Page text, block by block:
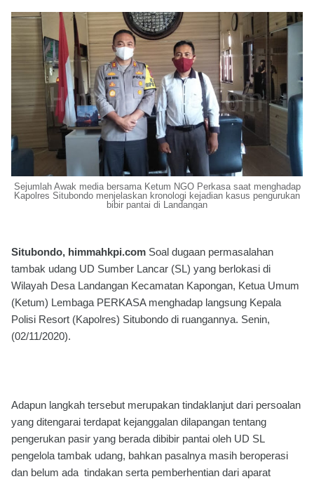
Sejumlah Awak media bersama Ketum NGO Perkasa saat menghadap
Kapolres Situbondo menjelaskan kronologi kejadian kasus pengurukan
bibir pantai di Landangan
Situbondo, himmahkpi.com Soal dugaan permasalahan
tambak udang UD Sumber Lancar (SL) yang berlokasi di
Wilayah Desa Landangan Kecamatan Kapongan, Ketua Umum
(Ketum) Lembaga PERKASA menghadap langsung Kepala
Polisi Resort (Kapolres) Situbondo di ruangannya. Senin,
(02/11/2020).
Adapun langkah tersebut merupakan tindaklanjut dari persoalan
yang ditengarai terdapat kejanggalan dilapangan tentang
pengerukan pasir yang berada dibibir pantai oleh UD SL
pengelola tambak udang, bahkan pasalnya masih beroperasi
dan belum ada tindakan serta pemberhentian dari aparat